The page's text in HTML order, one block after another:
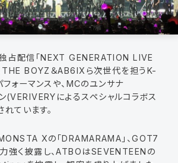
占配信「NEXT GENERATION LIVE
THE BOYZ＆AB6IXら次世代を担うK-
ォーマンスや、MCのユンサナ
(VERIVERYによるスペシャルコラボス
ています。
Xの「DRAMARAMA」、GOT7
強く披露し、ATBOはSEVENTEENの